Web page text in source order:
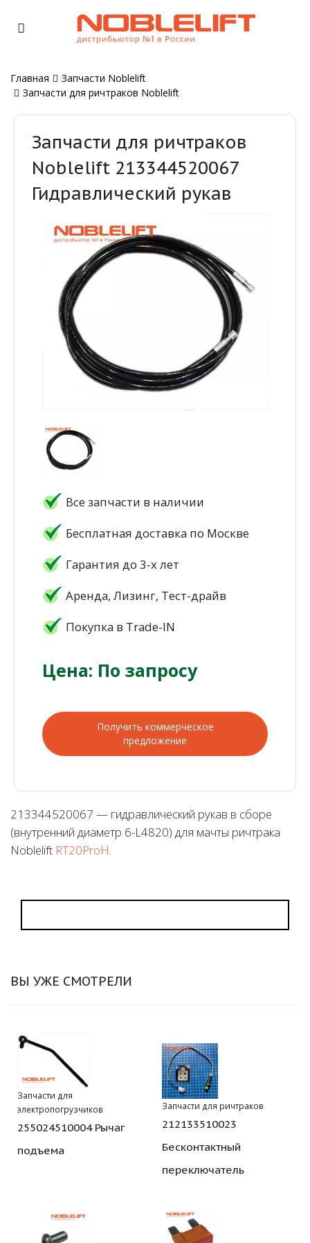
Главная
Запчасти Noblelift
Запчасти для ричтраков Noblelift
Запчасти для ричтраков
Noblelift 213344520067
Гидравлический рукав
Все запчасти в наличии
Бесплатная доставка по Москве
Гарантия до 3-х лет
Аренда, Лизинг, Тест-драйв
Покупка в Trade-IN
Цена: По запросу
Получить коммерческое
предложение
213344520067 — гидравлический рукав в сборе
(внутренний диаметр 6-L4820) для мачты ричтрака
Noblelift RT20ProH.
ВЫ УЖЕ СМОТРЕЛИ
Запчасти для
электропогрузчиков
255024510004 Рычаг
подъема
Запчасти для ричтраков
212133510023
Бесконтактный
переключатель